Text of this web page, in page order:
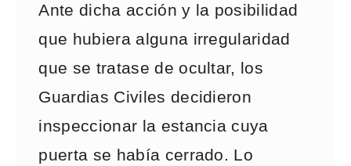
Ante dicha acción y la posibilidad
que hubiera alguna irregularidad
que se tratase de ocultar, los
Guardias Civiles decidieron
inspeccionar la estancia cuya
puerta se había cerrado. Lo